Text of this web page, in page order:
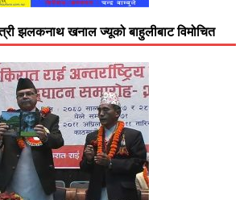
झलकनाथ खनाल ज्यूको बाहुलीबाट विमोचित